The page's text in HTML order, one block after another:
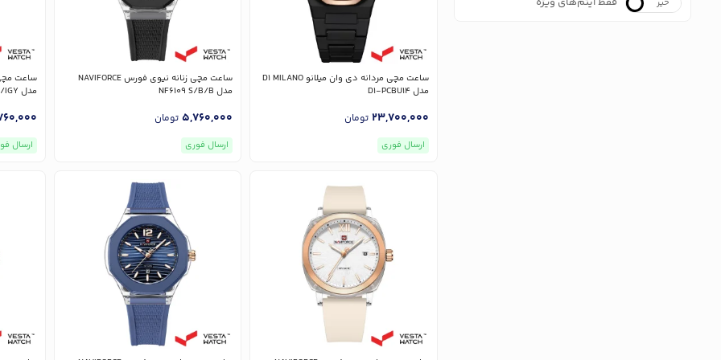
بله خیر
ساعت مچی مردانه دی وان میلانو D1 MILANO
مدل D1-PCBU14
23,700,000 تومان
ارسال فوری
ساعت مچی زنانه نیوی فورس NAVIFORCE
مدل NF6109 S/B/B
5,760,000 تومان
ارسال فوری
مدل NF6109 S/IGY/IGY
ارسال